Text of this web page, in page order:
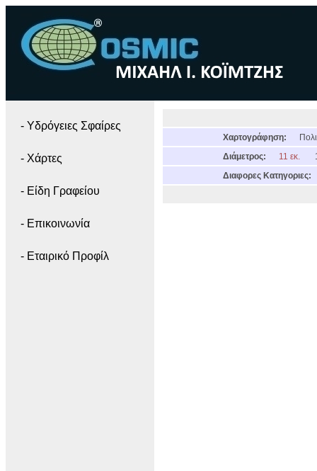
- Yδρόγειες Σφαίρες
- Χάρτες
- Είδη Γραφείου
- Επικοινωνία
- Εταιρικό Προφίλ
Χαρτογράφηση:
Διάμετρος:
11 εκ.
Διαφορες Κατηγοριες: